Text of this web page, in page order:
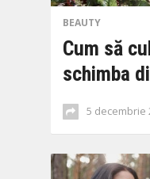
BEAUTY
Cum să
schimba
5 decembrie